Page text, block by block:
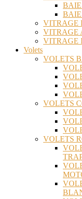
VITRAGE
VITRAGE
VITRAGE
Volets
VOLETS
VOLETS
VOLETS